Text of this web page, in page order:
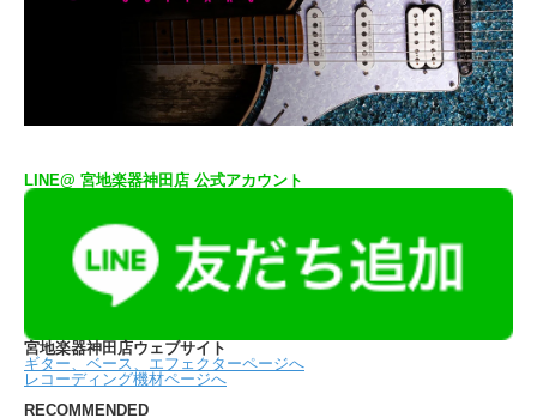
LINE@ 宮地楽器神田店 公式アカウント
宮地楽器神田店ウェブサイト
ギター、ベース、エフェクターページへ
レコーディング機材ページへ
RECOMMENDED